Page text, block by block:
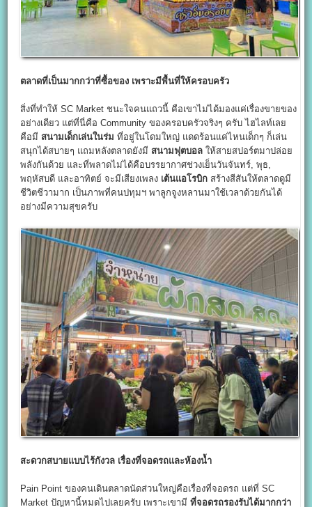
ตลาดที่เป็นมากกว่าที่ซื้อของ เพราะมีพื้นที่ให้ครอบครัว
สิ่งที่ทำให้ SC Market ชนะใจคนแถวนี้ คือเขาไม่ได้มองแค่เรื่องขายของ
อย่างเดียว แต่ที่นี่คือ Community ของครอบครัวจริงๆ ครับ ไฮไลท์เลย
คือมีสนามเด็กเล่นในร่ม ที่อยู่ในโดมใหญ่ แดดร้อนแค่ไหนเด็กๆ ก็เล่น
สนุกได้สบายๆ แถมหลังตลาดยังมีสนามฟุตบอล ให้สายสปอร์ตมาปล่อย
พลังกันด้วย และที่พลาดไม่ได้คือบรรยากาศช่วงเย็นวันจันทร์, พุธ,
พฤหัสบดี และอาทิตย์ จะมีเสียงเพลง เต้นแอโรบิก สร้างสีสันให้ตลาดดูมี
ชีวิตชีวามาก เป็นภาพที่คนปทุมฯ พาลูกจูงหลานมาใช้เวลาด้วยกันได้
อย่างมีความสุขครับ
สะดวกสบายแบบไร้กังวล เรื่องที่จอดรถและห้องน้ำ
Pain Point ของคนเดินตลาดนัดส่วนใหญ่คือเรื่องที่จอดรถ แต่ที่ SC
Market ปัญหานี้หมดไปเลยครับ เพราะเขามีที่จอดรถรองรับได้มากกว่า